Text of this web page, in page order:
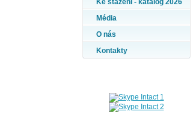
Ke stažení - katalog 2026
Média
O nás
Kontakty